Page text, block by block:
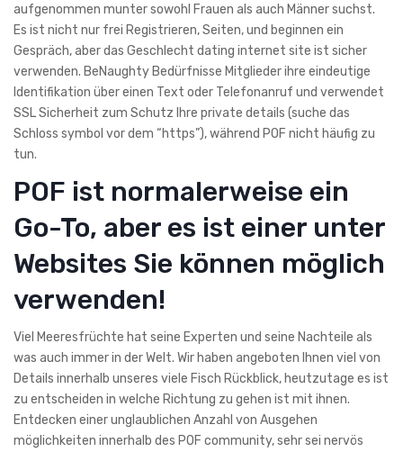
aufgenommen munter sowohl Frauen als auch Männer suchst.
Es ist nicht nur frei Registrieren, Seiten, und beginnen ein
Gespräch, aber das Geschlecht dating internet site ist sicher
verwenden. BeNaughty Bedürfnisse Mitglieder ihre eindeutige
Identifikation über einen Text oder Telefonanruf und verwendet
SSL Sicherheit zum Schutz Ihre private details (suche das
Schloss symbol vor dem “https”), während POF nicht häufig zu
tun.
POF ist normalerweise ein
Go-To, aber es ist einer unter
Websites Sie können möglich
verwenden!
Viel Meeresfrüchte hat seine Experten und seine Nachteile als
was auch immer in der Welt. Wir haben angeboten Ihnen viel von
Details innerhalb unseres viele Fisch Rückblick, heutzutage es ist
zu entscheiden in welche Richtung zu gehen ist mit ihnen.
Entdecken einer unglaublichen Anzahl von Ausgehen
möglichkeiten innerhalb des POF community, sehr sei nervös